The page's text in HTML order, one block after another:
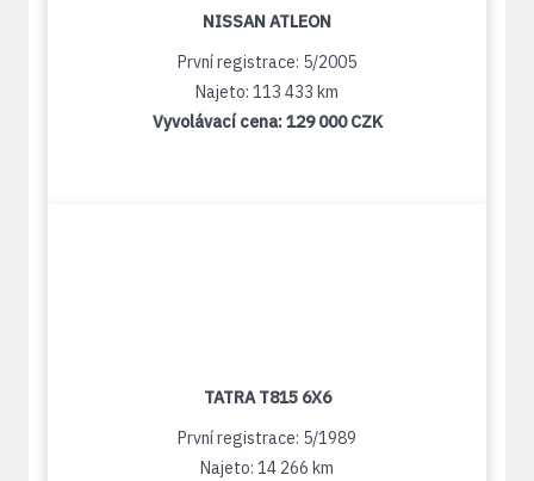
NISSAN ATLEON
První registrace: 5/2005
Najeto: 113 433 km
Vyvolávací cena:129 000 CZK
TATRA T815 6X6
První registrace: 5/1989
Najeto: 14 266 km